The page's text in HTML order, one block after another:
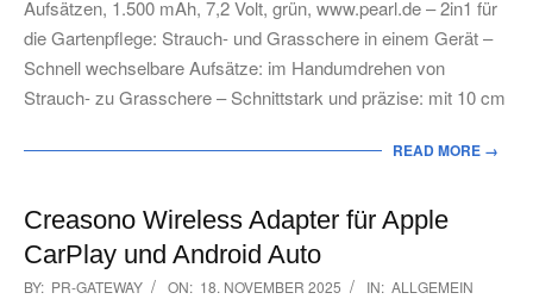
Aufsätzen, 1.500 mAh, 7,2 Volt, grün, www.pearl.de – 2in1 für
die Gartenpflege: Strauch- und Grasschere in einem Gerät –
Schnell wechselbare Aufsätze: im Handumdrehen von
Strauch- zu Grasschere – Schnittstark und präzise: mit 10 cm
READ MORE →
Creasono Wireless Adapter für Apple
CarPlay und Android Auto
2025-
BY: PR-GATEWAY ON: 18. NOVEMBER 2025 IN: ALLGEMEIN